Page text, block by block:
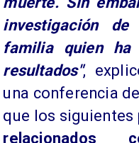
investigación
familia quien
resultados",
una conferencia
que los siguientes
relacionados